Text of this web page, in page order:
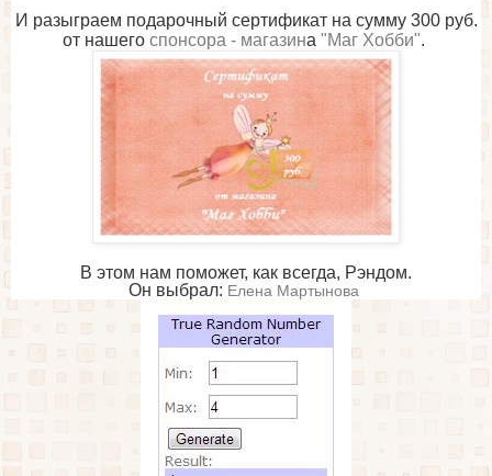
И разыграем подарочный сертификат на сумму 300 руб.
от нашего спонсора - магазина "Маг Хобби".
В этом нам поможет, как всегда, Рэндом.
Он выбрал: Елена Мартынова